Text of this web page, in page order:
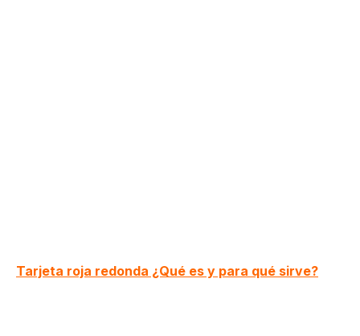
Tarjeta roja redonda ¿Qué es y para qué sirve?